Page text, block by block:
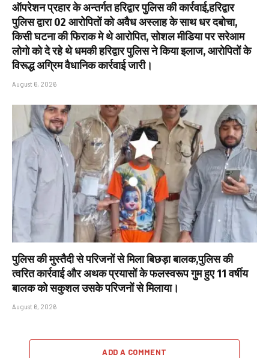
ऑपरेशन प्रहार के अन्तर्गत हरिद्वार पुलिस की कार्रवाई,हरिद्वार
पुलिस द्वारा 02 आरोपितों को अवैध अस्लाह के साथ धर दबोचा,
किसी घटना की फिराक मे थे आरोपित, सोशल मीडिया पर सरेआम
लोगो को दे रहे थे धमकी हरिद्वार पुलिस ने किया इलाज, आरोपितों के
विरूद्ध अग्रिम वैधानिक कार्रवाई जारी।
August 6, 2026
पुलिस की मुस्तैदी से परिजनों से मिला बिछड़ा बालक,पुलिस की
त्वरित कार्रवाई और अथक प्रयासों के फलस्वरूप गुम हुए 11 वर्षीय
बालक को सकुशल उसके परिजनों से मिलाया।
August 6, 2026
ADD A COMMENT